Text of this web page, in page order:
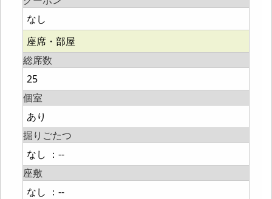
なし
座席・部屋
総席数
25
個室
あり
掘りごたつ
なし ：--
座敷
なし ：--